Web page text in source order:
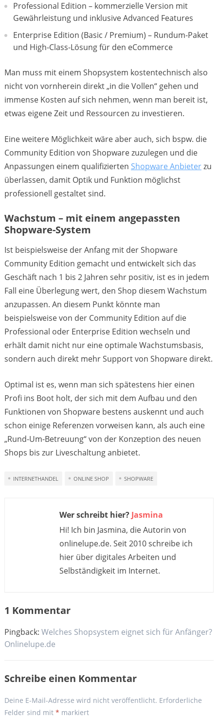
Professional Edition – kommerzielle Version mit
Gewährleistung und inklusive Advanced Features
Enterprise Edition (Basic / Premium) – Rundum-Paket
und High-Class-Lösung für den eCommerce
Man muss mit einem Shopsystem kostentechnisch also
nicht von vornherein direkt „in die Vollen“ gehen und
immense Kosten auf sich nehmen, wenn man bereit ist,
etwas eigene Zeit und Ressourcen zu investieren.
Eine weitere Möglichkeit wäre aber auch, sich bspw. die
Community Edition von Shopware zuzulegen und die
Anpassungen einem qualifizierten Shopware Anbieterzu
überlassen, damit Optik und Funktion möglichst
professionell gestaltet sind.
Wachstum – mit einem angepassten
Shopware-System
Ist beispielsweise der Anfang mit der Shopware
Community Edition gemacht und entwickelt sich das
Geschäft nach 1 bis 2 Jahren sehr positiv, ist es in jedem
Fall eine Überlegung wert, den Shop diesem Wachstum
anzupassen. An diesem Punkt könnte man
beispielsweise von der Community Edition auf die
Professional oder Enterprise Edition wechseln und
erhält damit nicht nur eine optimale Wachstumsbasis,
sondern auch direkt mehr Support von Shopware direkt.
Optimal ist es, wenn man sich spätestens hier einen
Profi ins Boot holt, der sich mit dem Aufbau und den
Funktionen von Shopware bestens auskennt und auch
schon einige Referenzen vorweisen kann, als auch eine
„Rund-Um-Betreuung“ von der Konzeption des neuen
Shops bis zur Liveschaltung anbietet.
INTERNETHANDEL ONLINE SHOP SHOPWARE
Wer schreibt hier? Jasmina
Hi! Ich bin Jasmina, die Autorin von
onlinelupe.de. Seit 2010 schreibe ich
hier über digitales Arbeiten und
Selbständigkeit im Internet.
1 Kommentar
Pingback: Welches Shopsystem eignet sich für Anfänger?
Onlinelupe.de
Schreibe einen Kommentar
Deine E-Mail-Adresse wird nicht veröffentlicht. Erforderliche
Felder sind mit * markiert